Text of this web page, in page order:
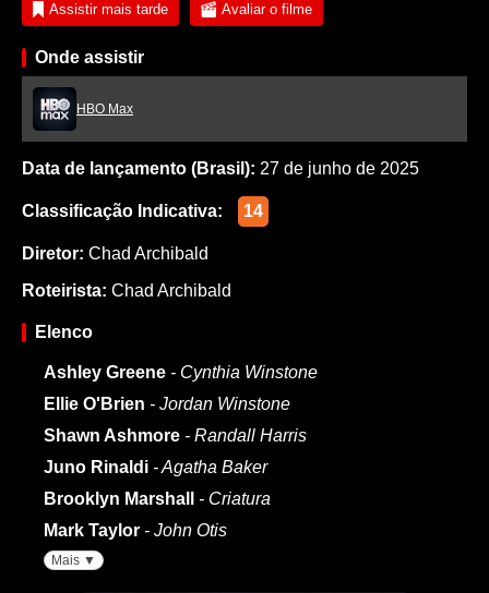
Assistir mais tarde Avaliar o filme
Onde assistir
HBO Max
Data de lançamento (Brasil): 27 de junho de 2025
Classificação Indicativa: 14
Diretor: Chad Archibald
Roteirista: Chad Archibald
Elenco
Ashley Greene - Cynthia Winstone
Ellie O'Brien - Jordan Winstone
Shawn Ashmore - Randall Harris
Juno Rinaldi - Agatha Baker
Brooklyn Marshall
- Criatura
Mark Taylor - John Otis
Mais ▼